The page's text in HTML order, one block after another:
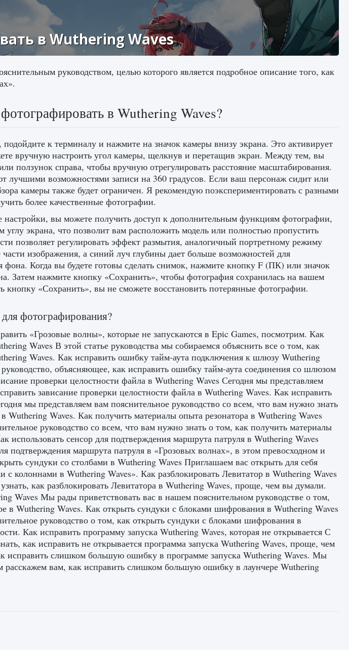
в Wuthering Waves
руководством, целью которого является подробное описание того, как
в Wuthering Waves?
к терминалу и нажмите на значок камеры внизу экрана. Это активирует
вручную настроить угол камеры, щелкнув и перетащив экран. Между тем, вы
ползунок справа, чтобы вручную отрегулировать расстояние масштабирования.
лучшими возможностями записи на 360 градусов. Если ваш персонаж сидит или
камеры также будет ограничен. Я рекомендую поэкспериментировать с разными
более качественные фотографии.
вы можете получить доступ к дополнительным функциям фотографии,
экрана, что позволит вам расположить модель или полностью пропустить
позволяет регулировать эффект размытия, аналогичный портретному режиму
изображения, а синий луч глубины дает больше возможностей для
фона. Когда вы будете готовы сделать снимок, нажмите кнопку F (ПК) или значок
Затем нажмите кнопку «Сохранить», чтобы фотография сохранилась на вашем
кнопку «Сохранить», вы не сможете восстановить потерянные фотографии.
фотографирования?
«Грозовые волны», которые не запускаются в Epic Games, посмотрим. Как
Waves В этой статье руководства мы собираемся объяснить все о том, как
Waves. Как исправить ошибку тайм-аута подключения к шлюзу Wuthering
объясняющее, как исправить ошибку тайм-аута соединения со шлюзом
проверки целостности файла в Wuthering Waves Сегодня мы представляем
зависание проверки целостности файла в Wuthering Waves. Как исправить
мы представляем вам пояснительное руководство со всем, что вам нужно знать
Wuthering Waves. Как получить материалы опыта резонатора в Wuthering Waves
руководство со всем, что вам нужно знать о том, как получить материалы
использовать сенсор для подтверждения маршрута патруля в Wuthering Waves
подтверждения маршрута патруля в «Грозовых волнах», в этом превосходном и
сундуки со столбами в Wuthering Waves Приглашаем вас открыть для себя
с колоннами в Wuthering Waves». Как разблокировать Левитатор в Wuthering Waves
как разблокировать Левитатора в Wuthering Waves, проще, чем вы думали.
Waves Мы рады приветствовать вас в нашем пояснительном руководстве о том,
в Wuthering Waves. Как открыть сундуки с блоками шифрования в Wuthering Waves
руководство о том, как открыть сундуки с блоками шифрования в
Как исправить программу запуска Wuthering Waves, которая не открывается С
как исправить не открывается программа запуска Wuthering Waves, проще, чем
исправить слишком большую ошибку в программе запуска Wuthering Waves. Мы
расскажем вам, как исправить слишком большую ошибку в лаунчере Wuthering